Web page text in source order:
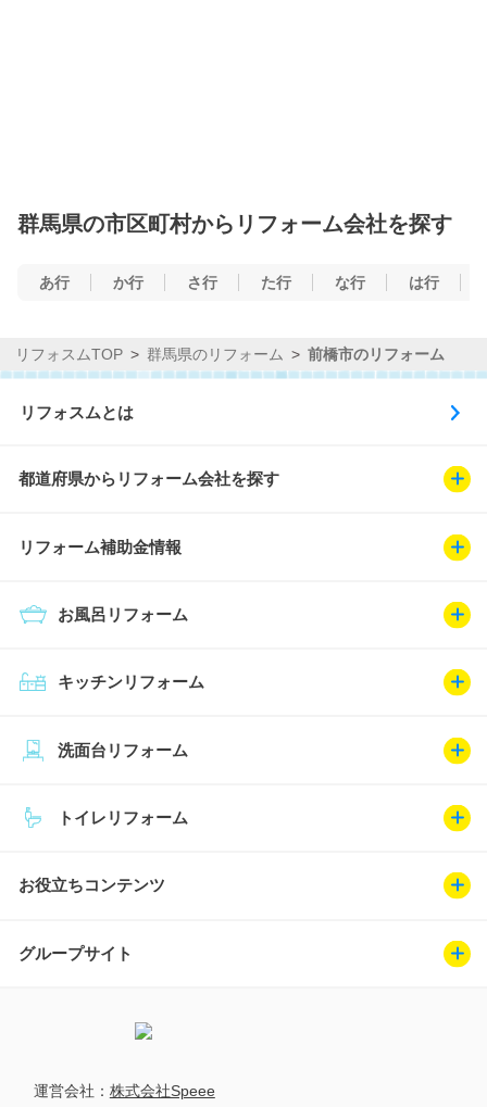
群馬県の市区町村からリフォーム会社を探す
あ行 か行 さ行 た行 な行 は行
リフォスムTOP 群馬県のリフォーム 前橋市のリフォーム
リフォスムとは
都道府県からリフォーム会社を探す
リフォーム補助金情報
キッチンリフォーム
お風呂リフォーム
トイレリフォーム
洗面台リフォーム
お役立ちコンテンツ
グループサイト
運営会社： 株式会社Speee